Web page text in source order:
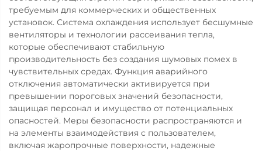
требуемым для коммерческих и общественных
установок. Система охлаждения использует бесшумные
вентиляторы и технологии рассеивания тепла,
которые обеспечивают стабильную
производительность без создания шумовых помех в
чувствительных средах. Функция аварийного
отключения автоматически активируется при
превышении пороговых значений безопасности,
защищая персонал и имущество от потенциальных
опасностей. Меры безопасности распространяются и
на элементы взаимодействия с пользователем,
включая жаропрочные поверхности, надежные